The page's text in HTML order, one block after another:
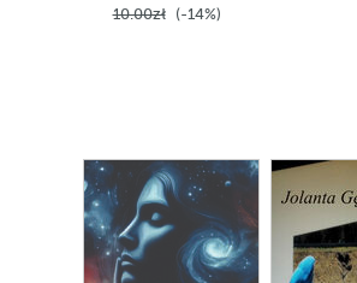
10.00zł (-14%)